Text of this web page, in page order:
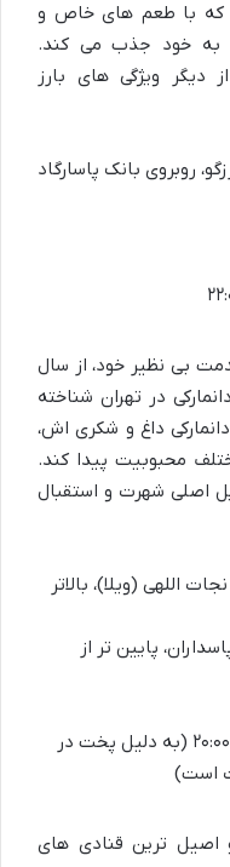
که با طعم های خاص و
به خود جذب می کند.
دیگر ویژگی های بارز
روبروی بانک پاسارگاد
بی نظیر خود، از سال
در تهران شناخته
داغ و شکری اش،
محبوبیت پیدا کند.
اصلی شهرت و استقبال
اللهی (ویلا)، بالاتر
پایین تر از
معمولاً از ۰۸:۳۰ تا ۲۰:۰۰ (به دلیل پخت در
است)
اصیل ترین قنادی های